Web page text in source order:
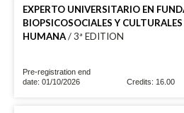
EXPERTO UNIVERSITARIO EN
BIOPSICOSOCIALES Y
HUMANA/ 3ª EDITION
Pre-registration end
date: 01/10/2026
Credits: 16.00